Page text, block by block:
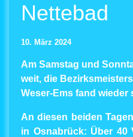
Nettebad
10. März 2024
Am Samstag und
weit, die
Weser-Ems fand wieder
An diesen beiden
in Osnabrück: Über 40